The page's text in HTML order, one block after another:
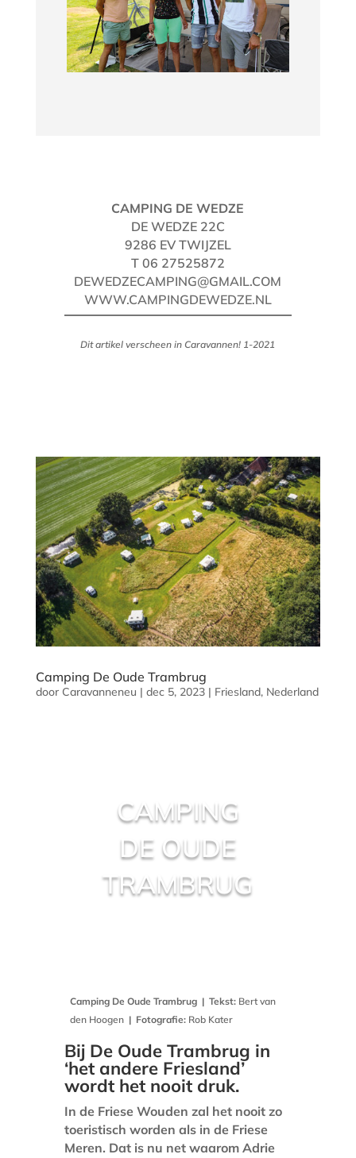
CAMPING DE WEDZE
DE WEDZE 22C
9286 EV TWIJZEL
T 06 27525872
DEWEDZECAMPING@GMAIL.COM
WWW.CAMPINGDEWEDZE.NL
Dit artikel verscheen in Caravannen! 1-2021
Camping De Oude Trambrug
door Caravanneneu | dec 5, 2023| Friesland, Nederland
CAMPING
DE OUDE
TRAMBRUG
Camping De Oude Trambrug| Tekst:Bert van
den Hoogen| Fotografie: Rob Kater
Bij De Oude Trambrug in
‘het andere Friesland’
wordt het nooit druk.
In de Friese Wouden zal het nooit zo
toeristisch worden als in de Friese
Meren. Dat is nu net waarom Adrie